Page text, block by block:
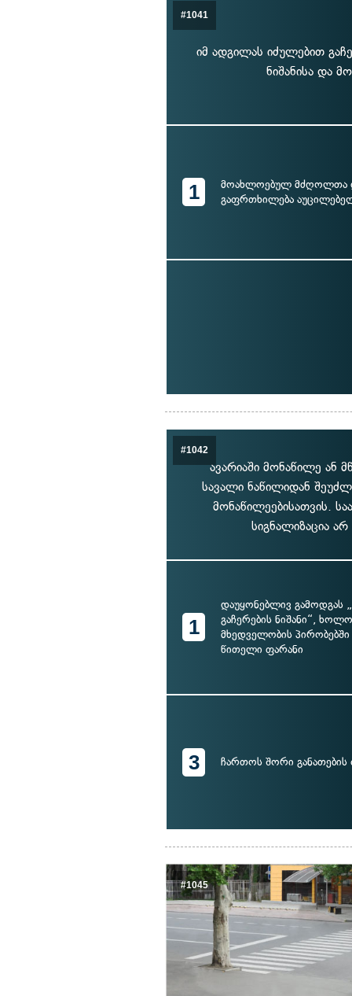
#1041
იმ ადგილას იძულებით
ნიშანისა და
1
მოახლოებულ
გაფრთხილება
#1042
ავარიაში მონაწილე ან
სავალი ნაწილიდან
მონაწილეებისათვის.
სიგნალიზაცია
1
დაუყონებლივ გამოდგას
გაჩერების ნიშანი“,
მხედველობის პირობებში
წითელი ფარანი
3 ჩართოს შორი განათების
#1045